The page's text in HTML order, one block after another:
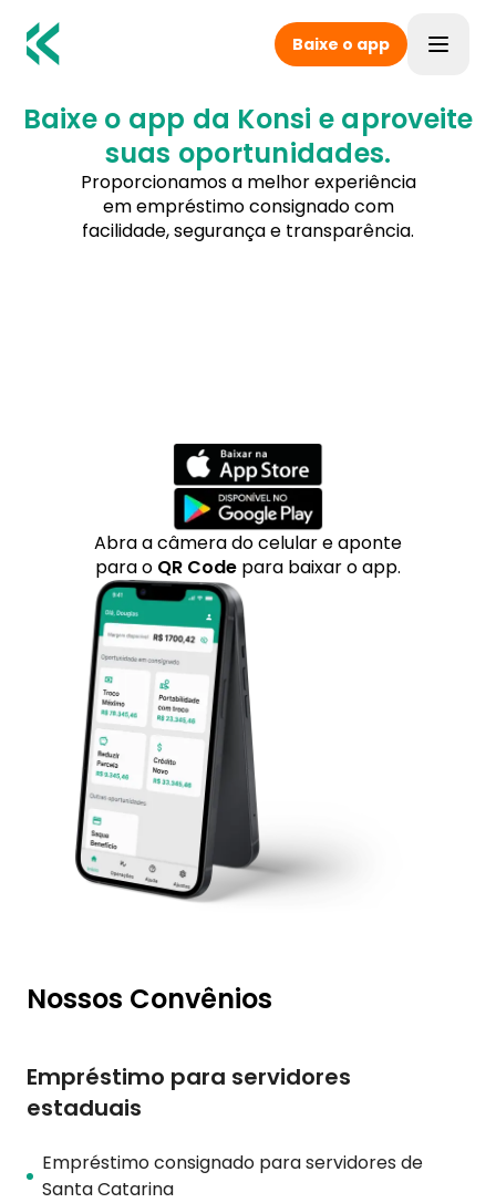
Baixe o app
Baixe o app da Konsi e aproveite
suas oportunidades.
Proporcionamos a melhor experiência
em empréstimo consignado com
facilidade, segurança e transparência.
Abra a câmera do celular e aponte
para o QR Code para baixar o app.
Nossos Convênios
Empréstimo para servidores
estaduais
Empréstimo consignado para servidores de
Santa Catarina